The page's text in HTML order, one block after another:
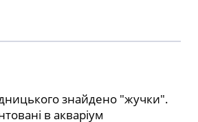
знайдено "жучки".
в акваріум